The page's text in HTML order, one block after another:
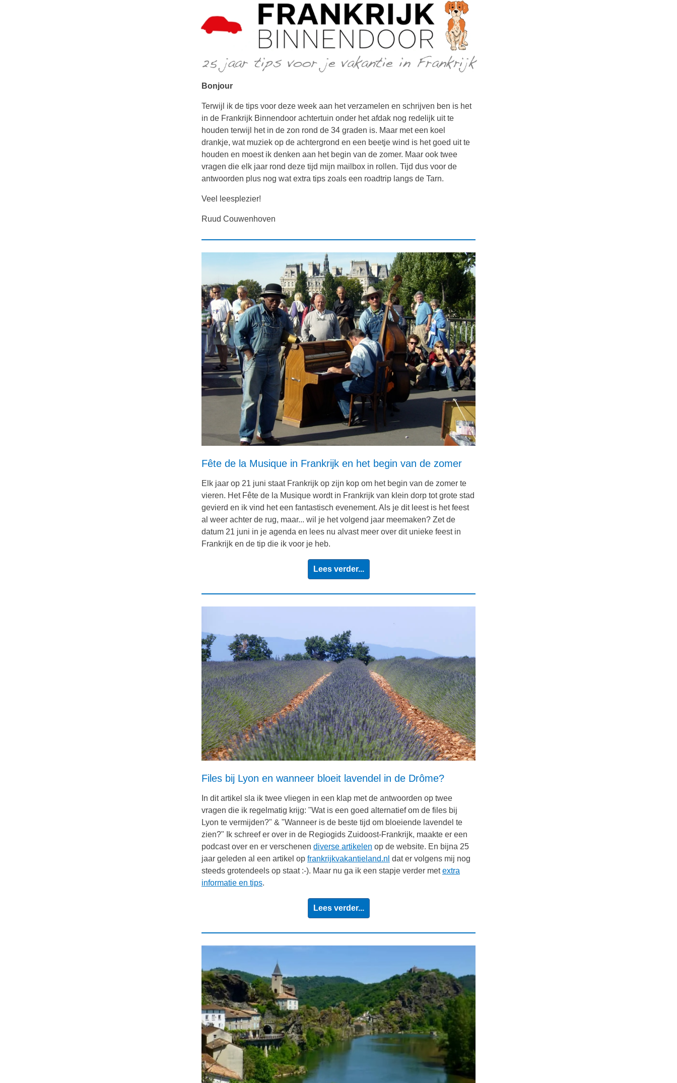
Bonjour
Terwijl ik de tips voor deze week aan het verzamelen en schrijven ben is het
in de Frankrijk Binnendoor achtertuin onder het afdak nog redelijk uit te
houden terwijl het in de zon rond de 34 graden is. Maar met een koel
drankje, wat muziek op de achtergrond en een beetje wind is het goed uit te
houden en moest ik denken aan het begin van de zomer. Maar ook twee
vragen die elk jaar rond deze tijd mijn mailbox in rollen. Tijd dus voor de
antwoorden plus nog wat extra tips zoals een roadtrip langs de Tarn.
Veel leesplezier!
Ruud Couwenhoven
Fête de la Musique in Frankrijk en het begin van de zomer
Elk jaar op 21 juni staat Frankrijk op zijn kop om het begin van de zomer te
vieren. Het Fête de la Musique wordt in Frankrijk van klein dorp tot grote stad
gevierd en ik vind het een fantastisch evenement. Als je dit leest is het feest
al weer achter de rug, maar... wil je het volgend jaar meemaken? Zet de
datum 21 juni in je agenda en lees nu alvast meer over dit unieke feest in
Frankrijk en de tip die ik voor je heb.
Lees verder...
Files bij Lyon en wanneer bloeit lavendel in de Drôme?
In dit artikel sla ik twee vliegen in een klap met de antwoorden op twee
vragen die ik regelmatig krijg: "Wat is een goed alternatief om de files bij
Lyon te vermijden?" & "Wanneer is de beste tijd om bloeiende lavendel te
zien?"
Ik schreef er over in de Regiogids Zuidoost-Frankrijk, maakte er een
podcast over en er verschenen diverse artikelen op de website. En bijna 25
jaar geleden al een artikel op frankrijkvakantieland.nl dat er volgens mij nog
steeds grotendeels op staat :-). Maar nu ga ik een stapje verder metextra
informatie en tips.
Lees verder...